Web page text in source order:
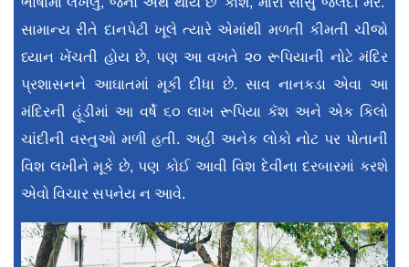
સામાન્ય રીતે દાનપેટી ખૂલે ત્યારે એમાંથી મળતી કીમતી ચીજો
ધ્યાન ખેંચતી હોય છે, પણ આ વખતે ૨૦ રૂપિયાની નોટે મંદિર
પ્રશાસનને આઘાતમાં મૂકી દીધા છે. સાવ નાનકડા એવા આ
મંદિરની હૂંડીમાં આ વર્ષે ૬૦ લાખ રૂપિયા કૅશ અને એક કિલો
ચાંદીની વસ્તુઓ મળી હતી. અહીં અનેક લોકો નોટ પર પોતાની
વિશ લખીને મૂકે છે, પણ કોઈ આવી વિશ દેવીના દરબારમાં કરશે
એવો વિચાર સપનેય ન આવે.